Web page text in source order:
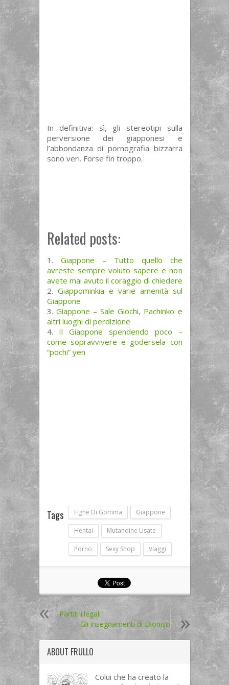
In definitiva: sì, gli stereotipi sulla
perversione dei giapponesi e
l’abbondanza di pornografia bizzarra
sono veri. Forse fin troppo.
Related posts:
Giappone – Tutto quello che
avreste sempre voluto sapere e non
avete mai avuto il coraggio di chiedere
Giappominkia e varie amenità sul
Giappone
Giappone – Sale Giochi, Pachinko e
altri luoghi di perdizione
Il Giappone spendendo poco –
come sopravvivere e godersela con
“pochi” yen
Tags Fighe Di Gomma Giappone
Hentai Mutandine Usate
Porno Sexy Shop Viaggi
Partiti illegali
Gli insegnamenti di Dioniso
ABOUT FRULLO
Colui che ha creato la